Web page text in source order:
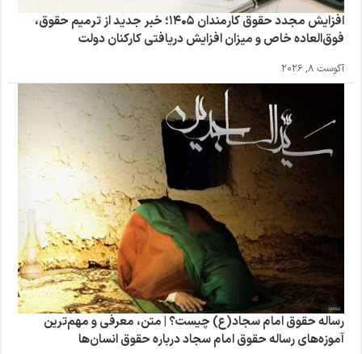
افزایش مجدد حقوق کارمندان ۱۴۰۵؛ خبر جدید از ترمیم حقوق،
فوق‌العاده خاص و میزان افزایش دریافتی کارکنان دولت
آگوست 8, 2026
رساله حقوق امام سجاد(ع) چیست؟ | متن، معرفی و مهم‌ترین
آموزه‌های رساله حقوق امام سجاد درباره حقوق انسان‌ها